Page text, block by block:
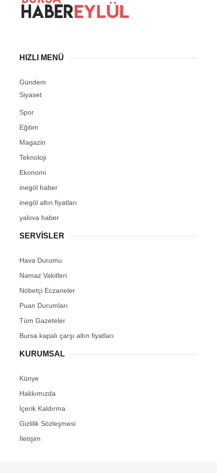
HIZLI MENÜ
Gündem
Siyaset
Spor
Eğitim
Magazin
Teknoloji
Ekonomi
inegöl haber
inegöl altın fiyatları
yalova haber
SERVİSLER
Hava Durumu
Namaz Vakitleri
Nöbetçi Eczaneler
Puan Durumları
Tüm Gazeteler
Bursa kapalı çarşı altın fiyatları
KURUMSAL
Künye
Hakkımızda
İçerik Kaldırma
Gizlilik Sözleşmesi
İletişim